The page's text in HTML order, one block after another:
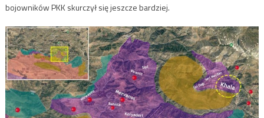
bojowników PKK skurczył się jeszcze bardziej.